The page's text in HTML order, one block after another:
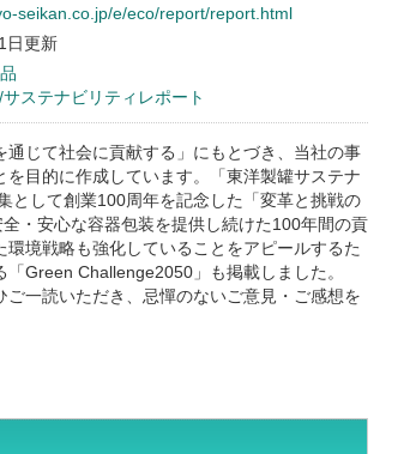
seikan.co.jp/e/eco/report/report.html
日更新
ステナビリティレポート
じて社会に貢献する」にもとづき、当社の事
目的に作成しています。「東洋製罐サステナ
として創業100周年を記念した「変革と挑戦の
・安心な容器包装を提供し続けた100年間の貢
境戦略も強化していることをアピールするた
Green Challenge2050」も掲載しました。
一読いただき、忌憚のないご意見・ご感想を